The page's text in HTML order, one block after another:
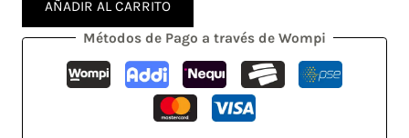
AÑADIR AL CARRITO
Métodos de Pago a través de Wompi